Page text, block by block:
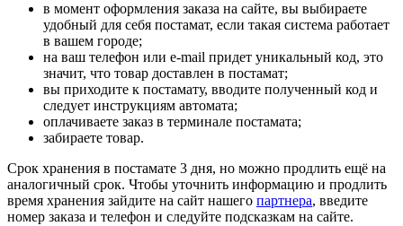
в момент оформления заказа на сайте, вы выбираете
удобный для себя постамат, если такая система работает
в вашем городе;
на ваш телефон или e-mail придет уникальный код, это
значит, что товар доставлен в постамат;
вы приходите к постамату, вводите полученный код и
следует инструкциям автомата;
оплачиваете заказ в терминале постамата;
забираете товар.
Срок хранения в постамате 3 дня, но можно продлить ещё на
аналогичный срок. Чтобы уточнить информацию и продлить
время хранения зайдите на сайт нашего партнера, введите
номер заказа и телефон и следуйте подсказкам на сайте.